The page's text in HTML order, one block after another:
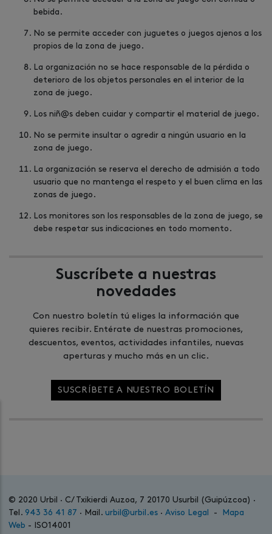
bebida.
No se permite acceder con juguetes o juegos ajenos a los
propios de la zona de juego.
La organización no se hace responsable de la pérdida o
deterioro de los objetos personales en el interior de la
zona de juego.
Los niñ@s deben cuidar y compartir el material de juego.
No se permite insultar o agredir a ningún usuario en la
zona de juego.
La organización se reserva el derecho de admisión a todo
usuario que no mantenga el respeto y el buen clima en las
zonas de juego.
Los monitores son los responsables de la zona de juego, se
debe respetar sus indicaciones en todo momento.
Suscríbete a nuestras
novedades
Con nuestro boletín tú eliges la información que
quieres recibir. Entérate de nuestras promociones,
descuentos, eventos, actividades infantiles, nuevas
aperturas y mucho más en un clic.
SUSCRÍBETE A NUESTRO BOLETÍN
© 2020 Urbil · C/ Txikierdi Auzoa, 7 20170 Usurbil (Guipúzcoa) ·
Tel. 943 36 41 87 · Mail. urbil@urbil.es · Aviso Legal -
Mapa
Web - ISO14001